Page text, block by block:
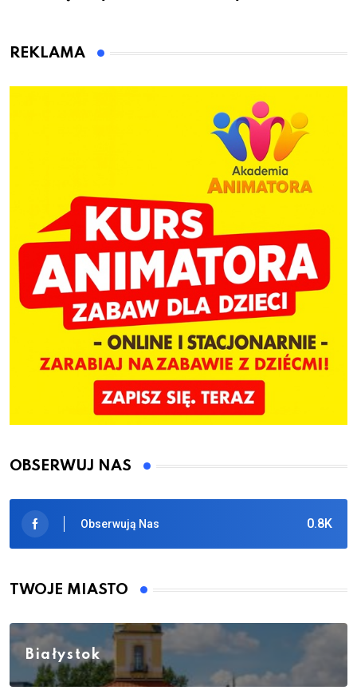
Bolszewie i uderzył w
REKLAMA
OBSERWUJ NAS
0.8K
Obserwują Nas
TWOJE MIASTO
Białystok